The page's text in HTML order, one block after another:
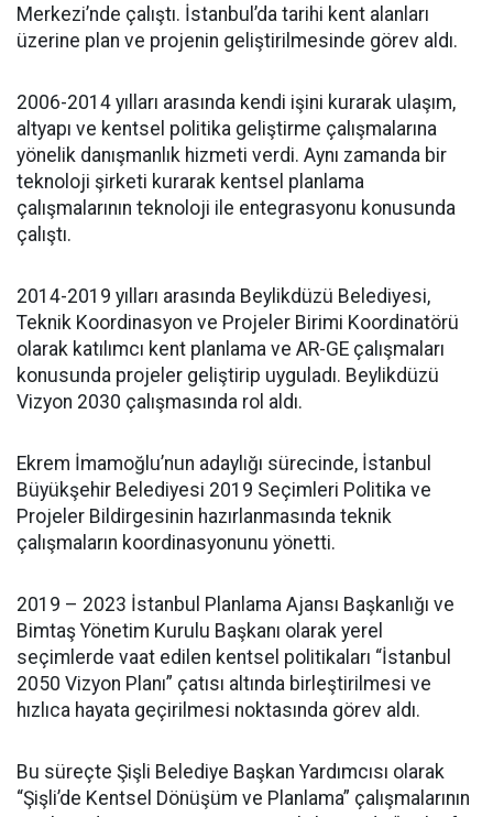
Merkezi’nde çalıştı. İstanbul’da tarihi kent alanları
üzerine plan ve projenin geliştirilmesinde görev aldı.
2006-2014 yılları arasında kendi işini kurarak ulaşım,
altyapı ve kentsel politika geliştirme çalışmalarına
yönelik danışmanlık hizmeti verdi. Aynı zamanda bir
teknoloji şirketi kurarak kentsel planlama
çalışmalarının teknoloji ile entegrasyonu konusunda
çalıştı.
2014-2019 yılları arasında Beylikdüzü Belediyesi,
Teknik Koordinasyon ve Projeler Birimi Koordinatörü
olarak katılımcı kent planlama ve AR-GE çalışmaları
konusunda projeler geliştirip uyguladı. Beylikdüzü
Vizyon 2030 çalışmasında rol aldı.
Ekrem İmamoğlu’nun adaylığı sürecinde, İstanbul
Büyükşehir Belediyesi 2019 Seçimleri Politika ve
Projeler Bildirgesinin hazırlanmasında teknik
çalışmaların koordinasyonunu yönetti.
2019 – 2023 İstanbul Planlama Ajansı Başkanlığı ve
Bimtaş Yönetim Kurulu Başkanı olarak yerel
seçimlerde vaat edilen kentsel politikaları “İstanbul
2050 Vizyon Planı” çatısı altında birleştirilmesi ve
hızlıca hayata geçirilmesi noktasında görev aldı.
Bu süreçte Şişli Belediye Başkan Yardımcısı olarak
“Şişli’de Kentsel Dönüşüm ve Planlama” çalışmalarının